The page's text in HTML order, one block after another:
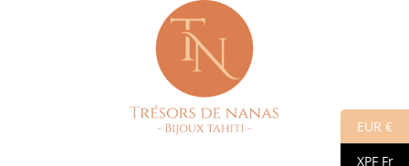
EUR €
XPF Fr